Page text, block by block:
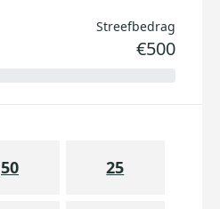
Streefbedrag
€500
50 25